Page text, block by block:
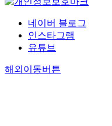
네이버 블로그
인스타그램
유튜브
해외이동버튼